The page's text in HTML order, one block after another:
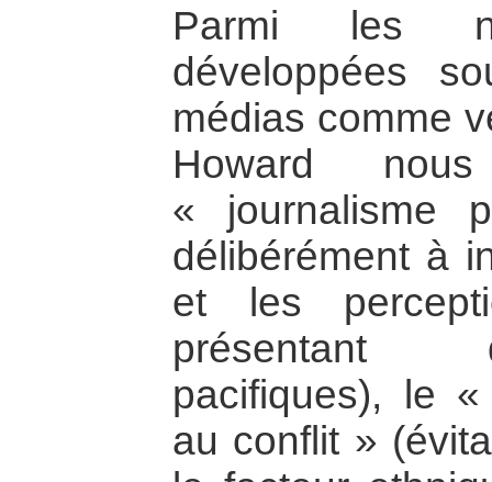
Parmi les
développées
médias comme
Howard
« journalisme
délibérément à
et les
présentant
pacifiques), le
au conflit »